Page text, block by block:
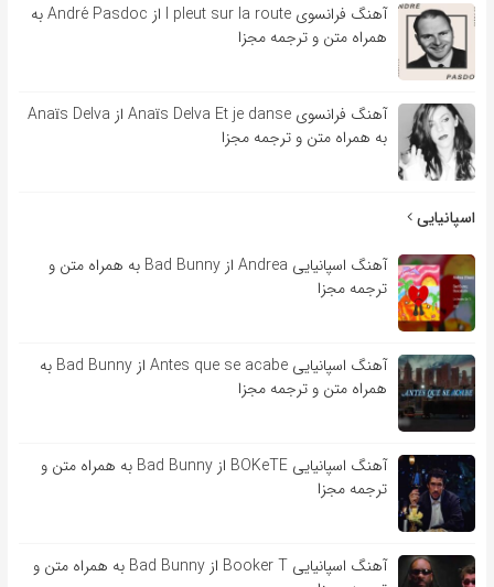
آهنگ فرانسوی l pleut sur la route از André Pasdoc به
همراه متن و ترجمه مجزا
آهنگ فرانسوی Anaïs Delva Et je danse از Anaïs Delva
به همراه متن و ترجمه مجزا
اسپانیایی
آهنگ اسپانیایی Andrea از Bad Bunny به همراه متن و
ترجمه مجزا
آهنگ اسپانیایی Antes que se acabe از Bad Bunny به
همراه متن و ترجمه مجزا
آهنگ اسپانیایی BOKeTE از Bad Bunny به همراه متن و
ترجمه مجزا
آهنگ اسپانیایی Booker T از Bad Bunny به همراه متن و